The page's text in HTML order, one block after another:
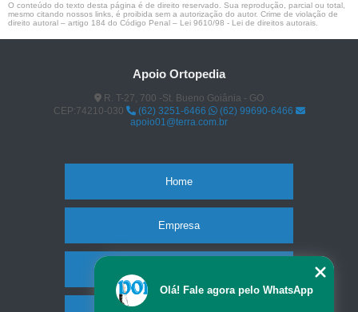
O conteúdo do texto desta página é de direito reservado. Sua reprodução, parcial ou total,
mesmo citando nossos links, é proibida sem a autorização do autor. Crime de violação de
direito autoral – artigo 184 do Código Penal – Lei 9610/98 - Lei de direitos autorais
Apoio Ortopedia
R. T-27, 700 -St. Bueno Goiânia - GO
CEP:74210-030
(62) 3251-6466
(62) 99690-6466
apoio01@terra.com.br
Home
Empresa
Olá! Fale agora pelo WhatsApp